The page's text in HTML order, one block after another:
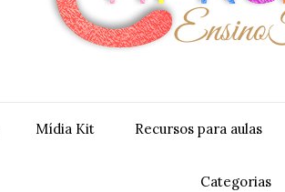
Mídia Kit Recursos para aulas
Categorias